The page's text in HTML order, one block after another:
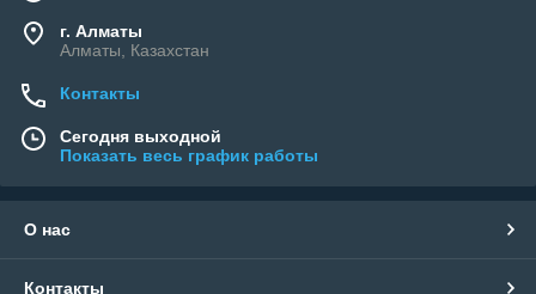
г. Алматы
Алматы, Казахстан
Контакты
Сегодня выходной
Показать весь график работы
О нас
Контакты